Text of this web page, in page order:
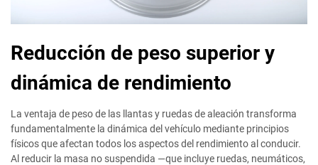
Reducción de peso superior y
dinámica de rendimiento
La ventaja de peso de las llantas y ruedas de aleación transforma
fundamentalmente la dinámica del vehículo mediante principios
físicos que afectan todos los aspectos del rendimiento al conducir.
Al reducir la masa no suspendida —que incluye ruedas, neumáticos,